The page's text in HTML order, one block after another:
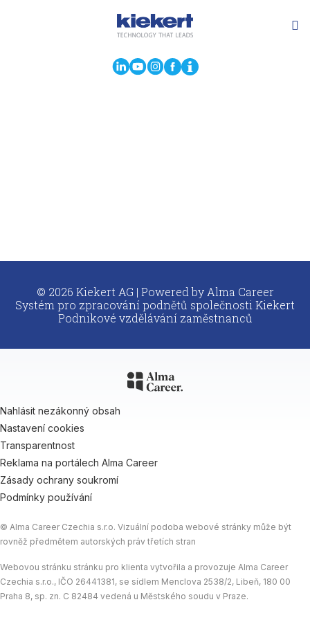
© 2026 Kiekert AG | Powered by Alma Career
Systém pro zpracování podnětů společnosti Kiekert
Podnikové vzdělávání zaměstnanců
Nahlásit nezákonný obsah
Nastavení cookies
Transparentnost
Reklama na portálech Alma Career
Zásady ochrany soukromí
Podmínky používání
© Alma Career Czechia s.r.o. Vizuální podoba webové stránky může být
rovněž předmětem autorských práv třetích stran
Webovou stránku stránku pro klienta vytvořila a provozuje Alma Career
Czechia s.r.o., IČO 26441381, se sídlem Menclova 2538/2, Libeň, 180 00
Praha 8, sp. zn. C 82484 vedená u Městského soudu v Praze.